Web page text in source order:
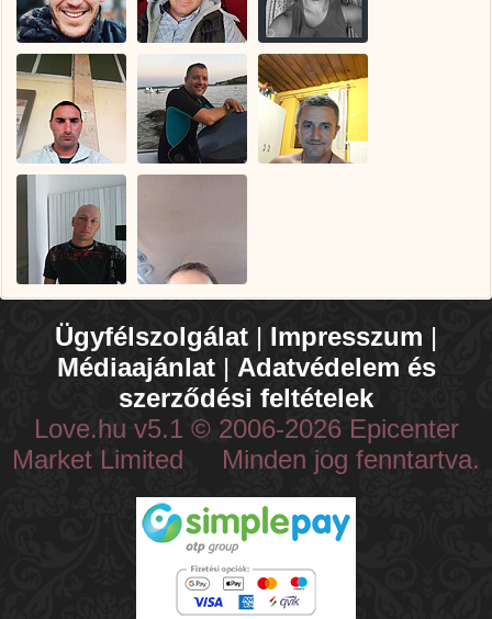
Ügyfélszolgálat | Impresszum |
Médiaajánlat| Adatvédelem és
szerződési feltételek
Love.hu v5.1 © 2006-2026 Epicenter
Market Limited Minden jog fenntartva.